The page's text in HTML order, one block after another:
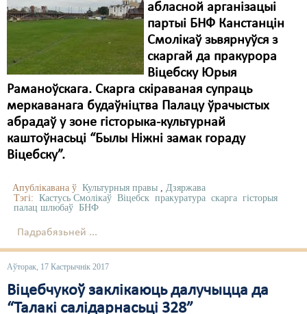
абласной арганізацыі
партыі БНФ Канстанцін
Смолікаў зьвярнуўся з
скаргай да пракурора
Віцебску Юрыя
Раманоўскага. Скарга скіраваная супраць
меркаванага будаўніцтва Палацу ўрачыстых
абрадаў у зоне гісторыка-культурнай
каштоўнасьці “Былы Ніжні замак гораду
Віцебску”.
Апублікавана ў Культурныя правы , Дзяржава
Тэгі: Кастусь Смолікаў Віцебск пракуратура скарга гісторыя
палац шлюбаў БНФ
Падрабязьней ...
Аўторак, 17 Кастрычнік 2017
Віцебчукоў заклікаюць далучыцца да
“Талакі салідарнасьці 328”